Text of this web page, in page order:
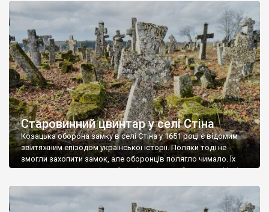
Старовинний цвинтар у селі Стіна
Козацька оборона замку в селі Стіна у 1651 році є відомим
звитяжним епізодом української історії. Поляки тоді не
змогли захопити замок, але оборонців полягло чимало. Їх
поховали на цвинтарі, який тоді називався Замковим. Нині на
ньому чимало хрестів 19 століття, є такі, де епітафії стер […]